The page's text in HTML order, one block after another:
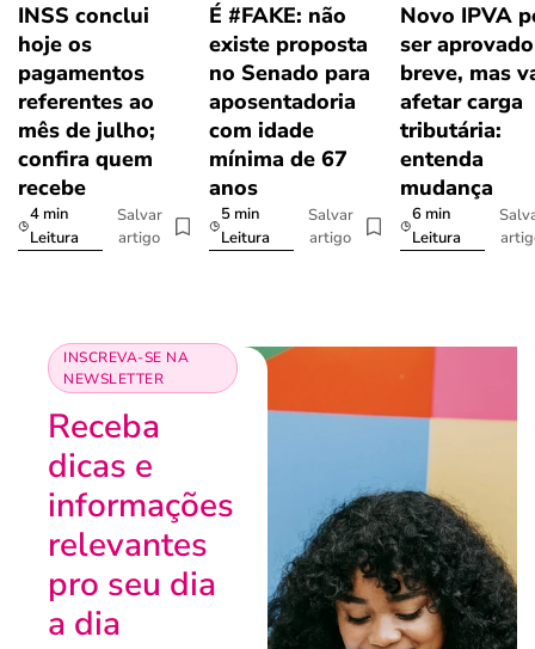
INSS conclui
hoje os
pagamentos
referentes ao
mês de julho;
confira quem
recebe
4 min
Leitura
Salvar
artigo
É #FAKE: não
existe proposta
no Senado para
aposentadoria
com idade
mínima de 67
anos
5 min
Leitura
Salvar
artigo
Novo IPVA
ser
breve, mas
afetar carga
tributária:
entenda
mudança
6 min
Leitura
INSCREVA-SE NA
NEWSLETTER
Receba
dicas e
informações
relevantes
pro seu dia
a dia